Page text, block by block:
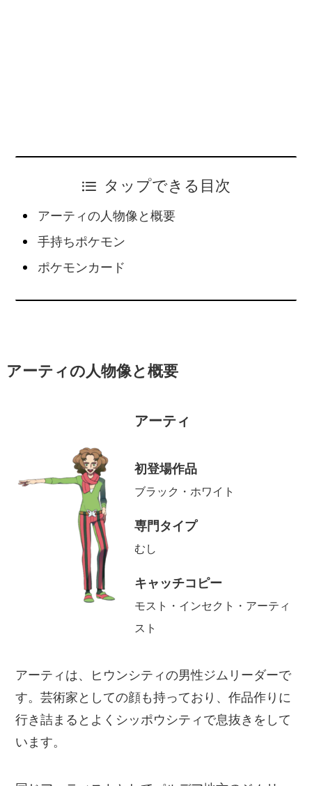
タップできる目次
アーティの人物像と概要
手持ちポケモン
ポケモンカード
アーティの人物像と概要
アーティ
初登場作品
ブラック・ホワイト
専門タイプ
むし
キャッチコピー
モスト・インセクト・アーティ
スト
アーティは、ヒウンシティの男性ジムリーダーで
す。芸術家としての顔も持っており、作品作りに
行き詰まるとよくシッポウシティで息抜きをして
います。